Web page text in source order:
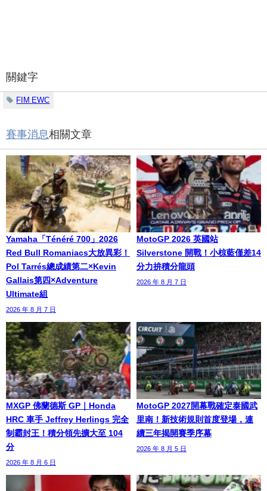
關鍵字
FIM EWC
賽事消息相關文章
Yamaha「Ténéré 700」2026
Red Bull Romaniacs大放異彩！
Pol Tarrés總成績第二×Kevin
Gallais第四×Adventure
Ultimate組
2026 年 8 月 7 日
MotoGP 2026 英國站
Silverstone 開戰！小椋藍僅差14
分力拚積分龍頭
2026 年 8 月 7 日
MXGP 佛蘭德斯 GP｜Honda
HRC 車手 Jeffrey Herlings 完全
制霸封王！積分領先擴大至 104
分
2026 年 8 月 6 日
MotoGP 2027開幕戰確定泰國武
里南！新技術規則首度登場，連
續三年揭開賽季序幕
2026 年 8 月 5 日